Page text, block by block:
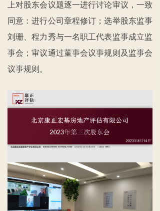
上对股东会议题逐一进行讨论审议，一致
同意：进行公司章程修订；选举股东监事
刘珊、程力秀与一名职工代表监事成立监
事会；审议通过董事会议事规则及监事会
议事规则。